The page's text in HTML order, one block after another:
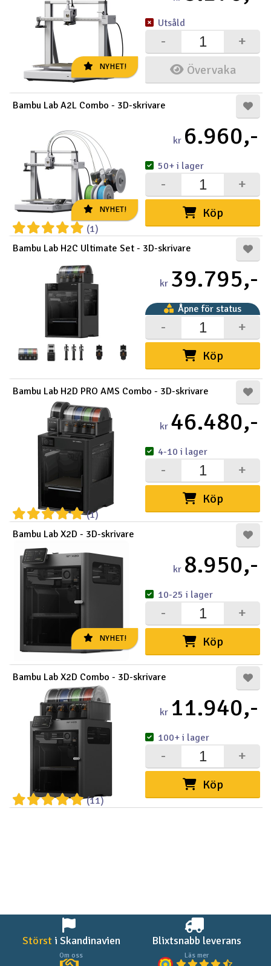
NYHET! Övervaka
+
-
Utsåld
NYHET!
Bambu Lab A2L Combo - 3D-skrivare
(1)
kr 6.960,-
Köp
+
-
50+ i lager
Bambu Lab H2C Ultimate Set - 3D-skrivare
kr 39.795,-
Köp
+
-
Åpne för status
kombination av flera varor. När
du kommer in på produkten får
du en fullständig översikt över
de olika varene, behållningen
Bambu Lab H2D PRO AMS Combo - 3D-skrivare
(1)
kr 46.480,-
Köp
+
-
4-10 i lager
NYHET!
Bambu Lab X2D - 3D-skrivare
kr 8.950,-
Köp
+
-
10-25 i lager
Bambu Lab X2D Combo - 3D-skrivare
(11)
kr 11.940,-
Köp
+
-
100+ i lager
Störsti Skandinavien
Om oss
Blixtsnabb leverans
Läs mer